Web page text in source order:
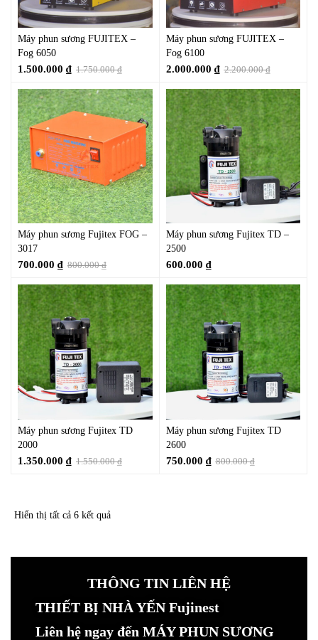
Máy phun sương FUJITEX –
Fog 6050
1.750.000₫
1.500.000 ₫
Máy phun sương FUJITEX –
Fog 6100
2.200.000₫
2.000.000 ₫
Máy phun sương Fujitex FOG –
3017
800.000₫
700.000 ₫
Máy phun sương Fujitex TD –
2500
600.000 ₫
Máy phun sương Fujitex TD
2000
1.550.000₫
1.350.000 ₫
Máy phun sương Fujitex TD
2600
800.000₫
750.000 ₫
Hiển thị tất cả 6 kết quả
THÔNG TIN LIÊN HỆ
THIẾT BỊ NHÀ YẾN Fujinest
Liên hệ ngay đến MÁY PHUN SƯƠNG